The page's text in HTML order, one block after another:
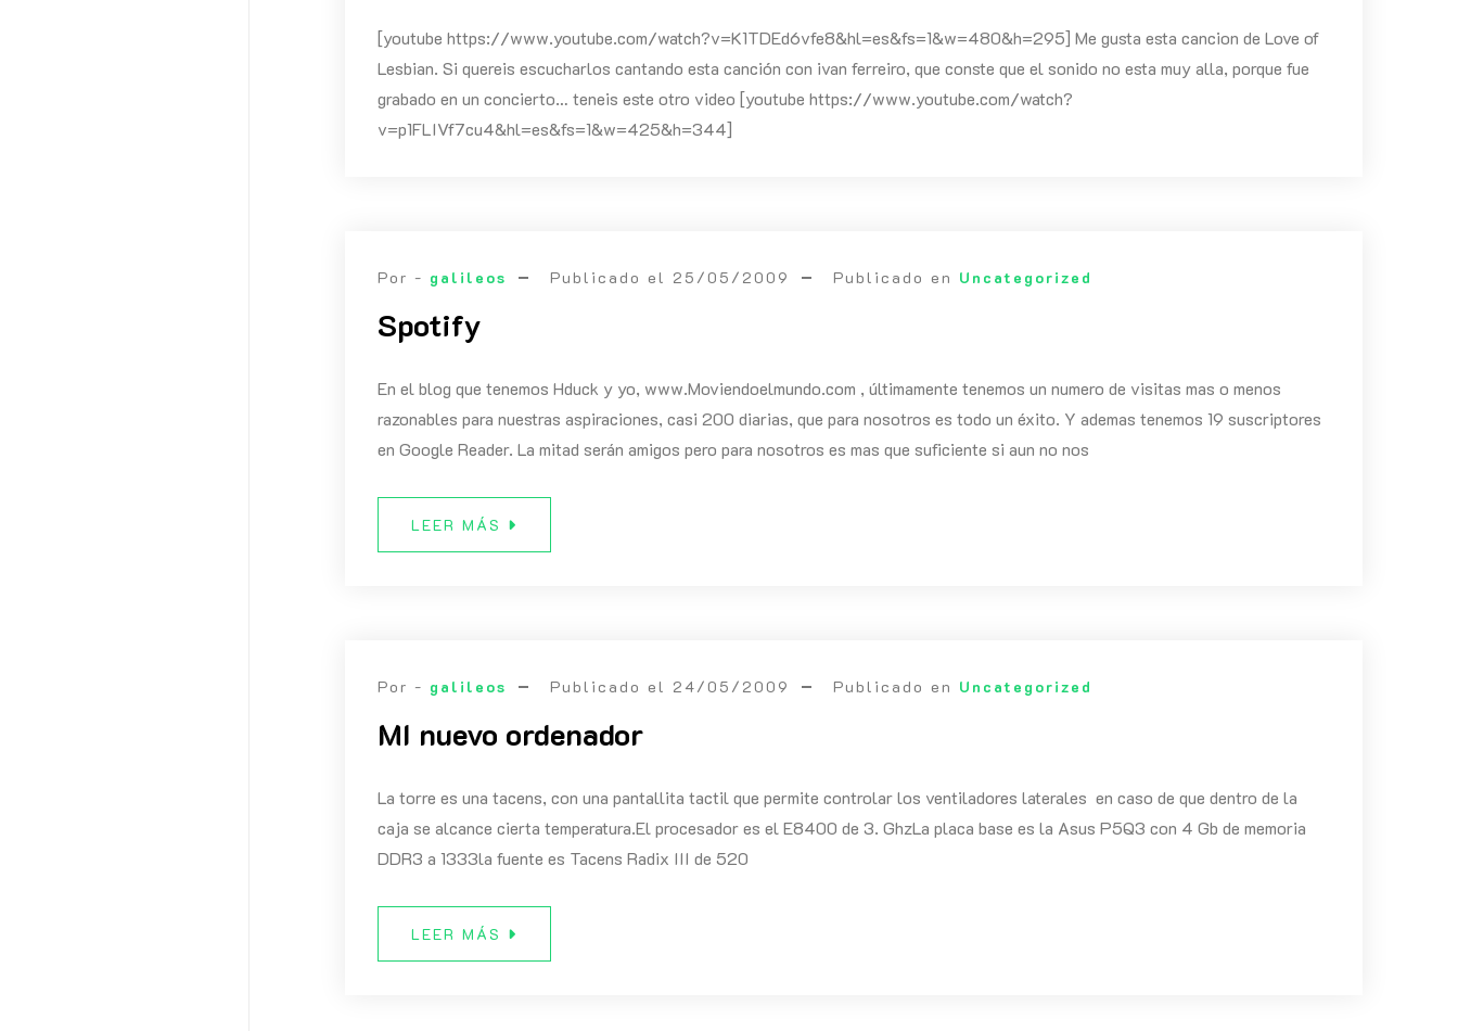
[youtube https://www.youtube.com/watch?v=K1TDEd6vfe8&hl=es&fs=1&w=480&h=295] Me gusta esta cancion de Love of
Lesbian. Si quereis escucharlos cantando esta canción con ivan ferreiro, que conste que el sonido no esta muy alla, porque fue
grabado en un concierto… teneis este otro video [youtube https://www.youtube.com/watch?
v=p1FLIVf7cu4&hl=es&fs=1&w=425&h=344]
Por - galileos Publicado el 25/05/2009 Publicado en Uncategorized
Spotify
En el blog que tenemos Hduck y yo, www.Moviendoelmundo.com , últimamente tenemos un numero de visitas mas o menos
razonables para nuestras aspiraciones, casi 200 diarias, que para nosotros es todo un éxito. Y ademas tenemos 19 suscriptores
en Google Reader. La mitad serán amigos pero para nosotros es mas que suficiente si aun no nos
LEER MÁS
Por - galileos Publicado el 24/05/2009 Publicado en Uncategorized
MI nuevo ordenador
La torre es una tacens, con una pantallita tactil que permite controlar los ventiladores laterales en caso de que dentro de la
caja se alcance cierta temperatura.El procesador es el E8400 de 3. GhzLa placa base es la Asus P5Q3 con 4 Gb de memoria
DDR3 a 1333la fuente es Tacens Radix III de 520
LEER MÁS